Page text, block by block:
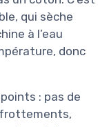
qui sèche
à l’eau
donc
: pas de